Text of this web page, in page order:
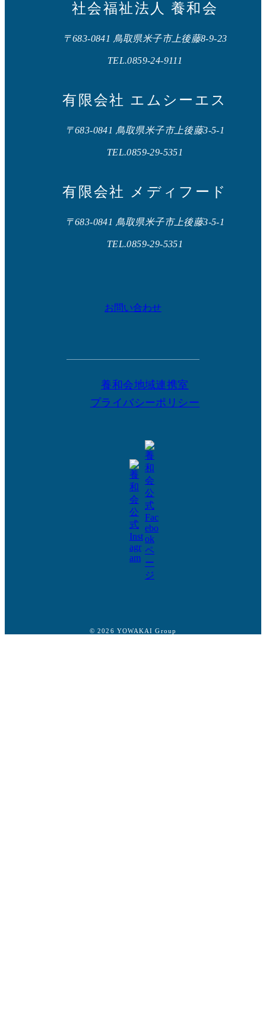
社会福祉法人 養和会
〒683-0841 鳥取県米子市上後藤8-9-23
TEL.0859-24-9111
有限会社 エムシーエス
〒683-0841 鳥取県米子市上後藤3-5-1
TEL.0859-29-5351
有限会社 メディフード
〒683-0841 鳥取県米子市上後藤3-5-1
TEL.0859-29-5351
お問い合わせ
養和会地域連携室
プライバシーポリシー
© 2026 YOWAKAI Group